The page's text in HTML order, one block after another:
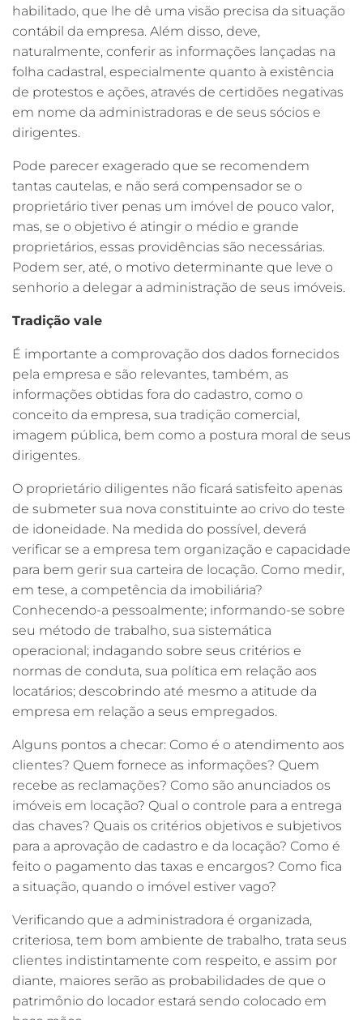
habilitado, que lhe dê uma visão precisa da situação
contábil da empresa. Além disso, deve,
naturalmente, conferir as informações lançadas na
folha cadastral, especialmente quanto à existência
de protestos e ações, através de certidões negativas
em nome da administradoras e de seus sócios e
dirigentes.
Pode parecer exagerado que se recomendem
tantas cautelas, e não será compensador se o
proprietário tiver penas um imóvel de pouco valor,
mas, se o objetivo é atingir o médio e grande
proprietários, essas providências são necessárias.
Podem ser, até, o motivo determinante que leve o
senhorio a delegar a administração de seus imóveis.
Tradição vale
É importante a comprovação dos dados fornecidos
pela empresa e são relevantes, também, as
informações obtidas fora do cadastro, como o
conceito da empresa, sua tradição comercial,
imagem pública, bem como a postura moral de seus
dirigentes.
O proprietário diligentes não ficará satisfeito apenas
de submeter sua nova constituinte ao crivo do teste
de idoneidade. Na medida do possível, deverá
verificar se a empresa tem organização e capacidade
para bem gerir sua carteira de locação. Como medir,
em tese, a competência da imobiliária?
Conhecendo-a pessoalmente; informando-se sobre
seu método de trabalho, sua sistemática
operacional; indagando sobre seus critérios e
normas de conduta, sua política em relação aos
locatários; descobrindo até mesmo a atitude da
empresa em relação a seus empregados.
Alguns pontos a checar: Como é o atendimento aos
clientes? Quem fornece as informações? Quem
recebe as reclamações? Como são anunciados os
imóveis em locação? Qual o controle para a entrega
das chaves? Quais os critérios objetivos e subjetivos
para a aprovação de cadastro e da locação? Como é
feito o pagamento das taxas e encargos? Como fica
a situação, quando o imóvel estiver vago?
Verificando que a administradora é organizada,
criteriosa, tem bom ambiente de trabalho, trata seus
clientes indistintamente com respeito, e assim por
diante, maiores serão as probabilidades de que o
patrimônio do locador estará sendo colocado em